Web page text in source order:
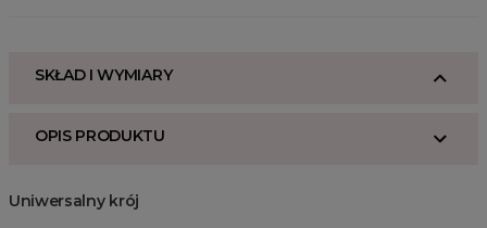
SKŁAD I WYMIARY
OPIS PRODUKTU
Uniwersalny krój